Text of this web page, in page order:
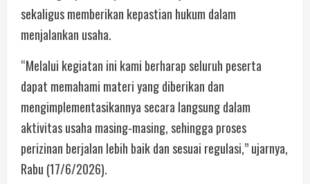
sekaligus memberikan kepastian hukum dalam
menjalankan usaha.
“Melalui kegiatan ini kami berharap seluruh peserta
dapat memahami materi yang diberikan dan
mengimplementasikannya secara langsung dalam
aktivitas usaha masing-masing, sehingga proses
perizinan berjalan lebih baik dan sesuai regulasi,” ujarnya,
Rabu (17/6/2026).